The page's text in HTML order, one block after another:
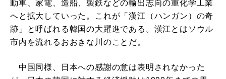
動車、家電、造船、製鉄などの輸出志向の重化学工業
へと拡大していった。これが「漢江（ハンガン）の奇
跡」と呼ばれる韓国の大躍進である。漢江とはソウル
市内を流れるおおきな川のことだ。
中国同様、日本への感謝の意は表明されなかった